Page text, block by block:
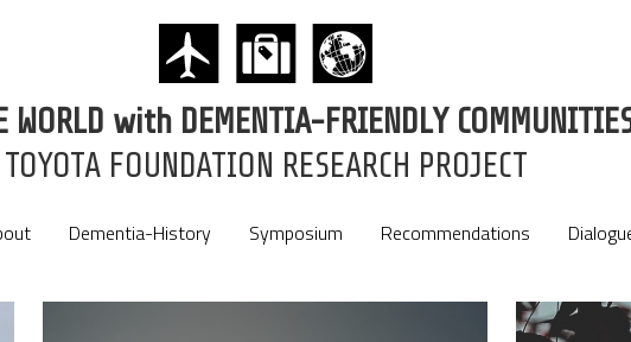
WORLD with DEMENTIA-FRIENDLY
TOYOTA FOUNDATION RESEARCH PROJECT
Dementia-History Symposium Recommendations
WORLD with DEMENTIA-FRIENDLY
TOYOTA FOUNDATION RESEARCH PROJECT
Dementia-History Symposium Recommendations